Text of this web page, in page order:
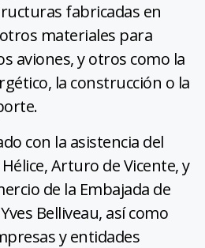
fabricadas en
materiales para
aviones, y otros como la
la construcción o la
con la asistencia del
Arturo de Vicente, y
de la Embajada de
Belliveau, así como
y entidades